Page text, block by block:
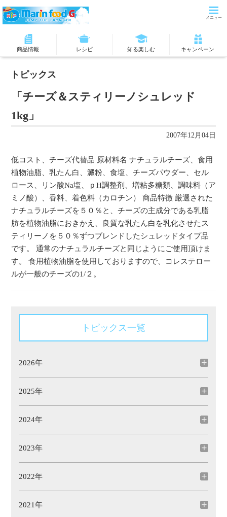
商品情報 レシピ 知る楽しむ キャンペーン
トピックス
「チーズ＆スティリーノシュレッド
1kg」
2007年12月04日
低コスト、チーズ代替品 原材料名 ナチュラルチーズ、食用
植物油脂、乳たん白、澱粉、食塩、チーズパウダー、セル
ロース、リン酸Na塩、ｐH調整剤、増粘多糖類、調味料（ア
ミノ酸）、香料、着色料（カロチン） 商品特徴 厳選された
ナチュラルチーズを５０％と、チーズの主成分である乳脂
肪を植物油脂におきかえ、良質な乳たん白を乳化させたス
ティリーノを５０％ずつブレンドしたシュレッドタイプ品
です。 通常のナチュラルチーズと同じようにご使用頂けま
す。 食用植物油脂を使用しておりますので、コレステロー
ルが一般のチーズの1/２。
トピックス一覧
2026年
2025年
2024年
2023年
2022年
2021年